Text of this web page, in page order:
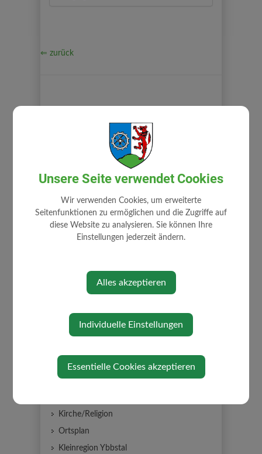
⇐ zurück
Gemeindeamt
Zuständigkeiten
Stellenangebote
Fundamt
Gemeindewappen
Impressum
Gemeinderat
EEDIII Gebäudeinventar
Partnergemeinde
Kirche/Religion
Ortsplan
Kleinregion Ybbstal
Unsere Seite verwendet Cookies
Wir verwenden Cookies, um erweiterte
Seitenfunktionen zu ermöglichen und die Zugriffe auf
diese Website zu analysieren. Sie können Ihre
Einstellungen jederzeit ändern.
Alles akzeptieren
Individuelle Einstellungen
Essentielle Cookies akzeptieren